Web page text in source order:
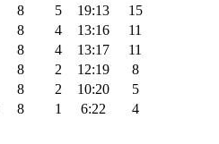
8 5 19:13
15
8 4 13:16
11
8 4 13:17
11
8 2 12:19
8
8 2 10:20
5
8 1 6:22 4